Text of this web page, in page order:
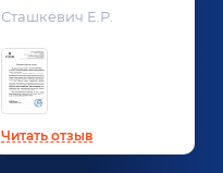
Сташкевич Е.Р.
Читать отзыв